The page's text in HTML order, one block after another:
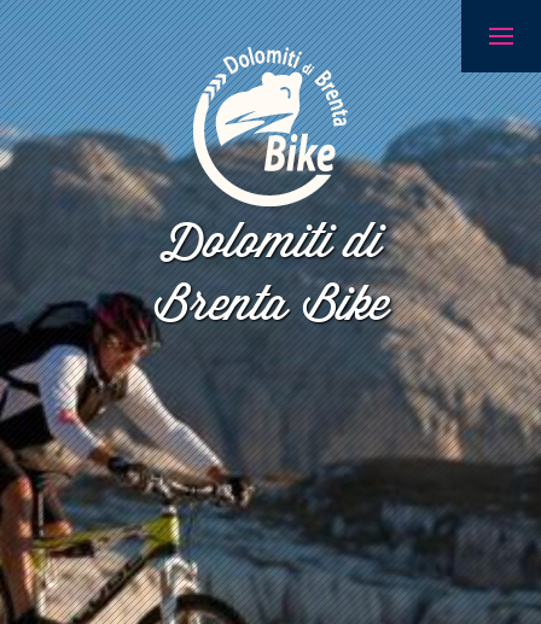
Dolomiti di
Brenta Bike